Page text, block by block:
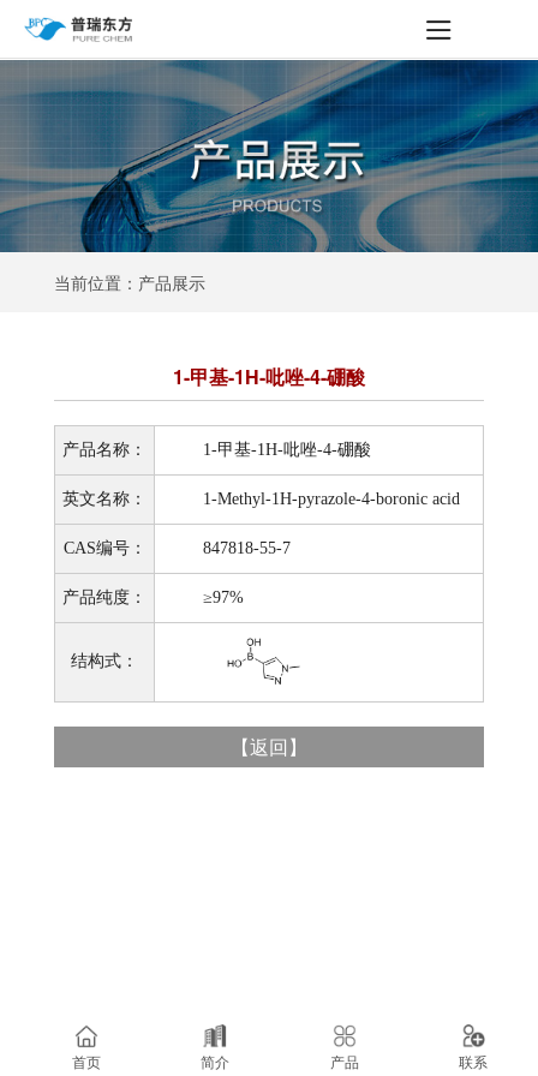
当前位置：产品展示
1-甲基-1H-吡唑-4-硼酸
产品名称： 1-甲基-1H-吡唑-4-硼酸
英文名称： 1-Methyl-1H-pyrazole-4-boronic acid
CAS编号： 847818-55-7
产品纯度： ≥97%
结构式：
【返回】
首页 简介 产品 联系